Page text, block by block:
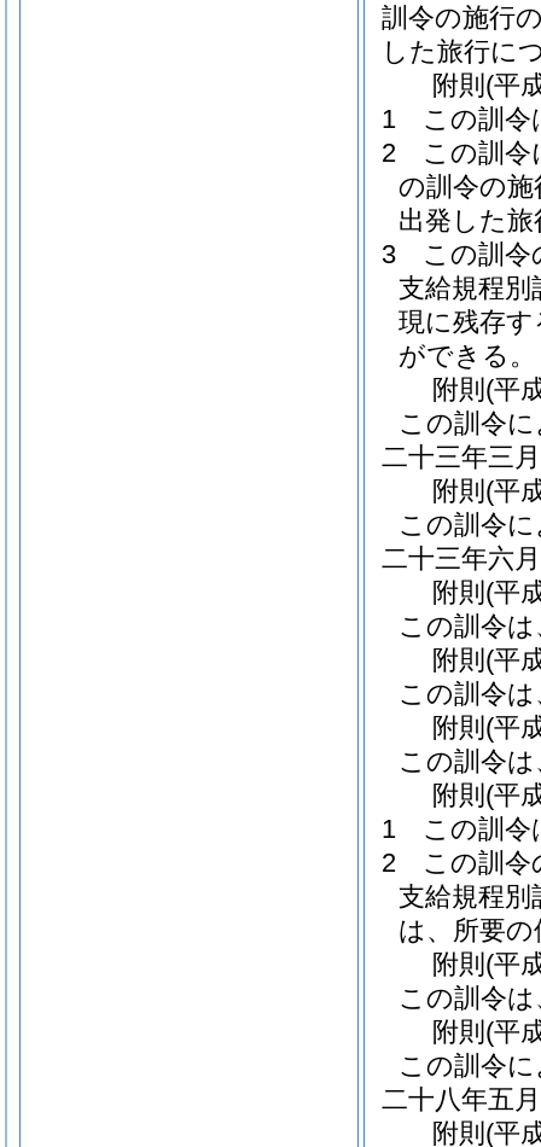
訓令の施行
した旅行に
附則 (平
1
この訓令
2
この訓令
の訓令の
出発した
3
この訓令
支給規程
現に残存
ができる。
附則 (平
この訓令
二十三年三
附則 (平
この訓令
二十三年六
附則 (平
この訓令
附則 (平
この訓令
附則 (平
この訓令
附則 (平
1
この訓令
2
この訓令
支給規程別
は、所要
附則 (平
この訓令
附則 (平
この訓令
二十八年五
附則 (平